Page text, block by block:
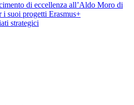
di eccellenza all’Aldo Moro di
i suoi progetti Erasmus+
strategici